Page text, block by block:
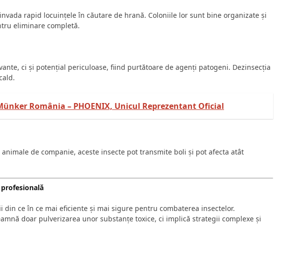
rapid locuințele în căutare de hrană. Coloniile lor sunt bine organizate și
eliminare completă.
ci și potențial periculoase, fiind purtătoare de agenți patogeni. Dezinsecția
România – PHOENIX, Unicul Reprezentant Oficial
de companie, aceste insecte pot transmite boli și pot afecta atât
din ce în ce mai eficiente și mai sigure pentru combaterea insectelor.
doar pulverizarea unor substanțe toxice, ci implică strategii complexe și